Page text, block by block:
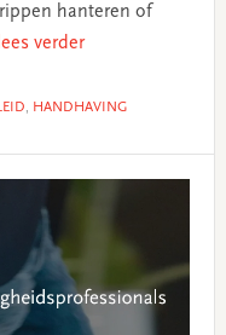
hanteren of
verder
, HANDHAVING